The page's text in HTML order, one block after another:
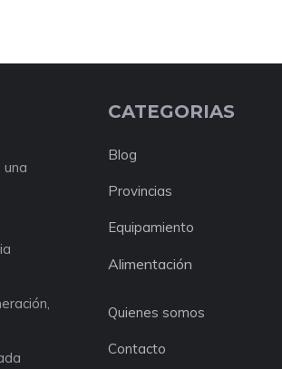
una
CATEGORIAS
Blog
Provincias
Equipamiento
Alimentación
Quienes somos
Contacto